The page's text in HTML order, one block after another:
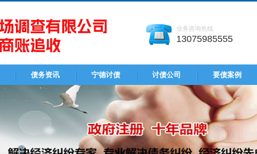
业务咨询热线
13075985555
债务资讯 宁德讨债 讨债公司 要债案例